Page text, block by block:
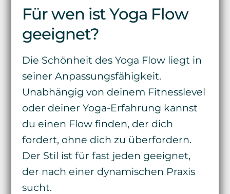
Für wen ist Yoga Flow
geeignet?
Die Schönheit des Yoga Flow liegt in
seiner Anpassungsfähigkeit.
Unabhängig von deinem Fitnesslevel
oder deiner Yoga-Erfahrung kannst
du einen Flow finden, der dich
fordert, ohne dich zu überfordern.
Der Stil ist für fast jeden geeignet,
der nach einer dynamischen Praxis
sucht.